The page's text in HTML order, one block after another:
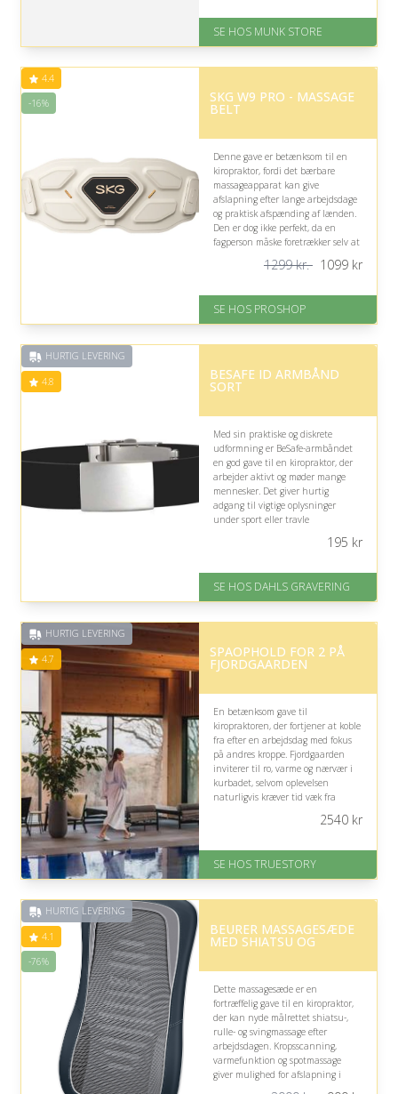
På lager
Levering: 1-2 dages levering
på 4.7 ud af 5
SE HOS MUNK STORE
4.4
-16%
SKG W9 PRO - MASSAGE
BELT
Denne gave er betænksom til en
kiropraktor, fordi det bærbare
massageapparat kan give
afslapning efter lange arbejdsdage
og praktisk afspænding af lænden.
Den er dog ikke perfekt, da en
fagperson måske foretrækker selv at
behandlingsteknikker der er mest
På lager
Levering: 2-12 hverdage
Fremragende Trustpilot rating
Nedsat: 16% (Normalpris: 1299
kr.)
1299 kr. 1099kr
SE HOS PROSHOP
HURTIG LEVERING
4.8 BESAFE ID ARMBÅND
SORT
Med sin praktiske og diskrete
udformning er BeSafe-armbåndet
en god gave til en kiropraktor, der
arbejder aktivt og møder mange
mennesker. Det giver hurtig
adgang til vigtige oplysninger
under sport eller travle
hvis modtageren ønsker ekstra
På lager
Levering: 2-3 dage
Fremragende Trustpilot rating
195 kr
SE HOS DAHLS GRAVERING
HURTIG LEVERING
4.7 SPAOPHOLD FOR 2 PÅ
FJORDGAARDEN
En betænksom gave til
kiropraktoren, der fortjener at koble
fra efter en arbejdsdag med fokus
på andres kroppe. Fjordgaarden
inviterer til ro, varme og nærvær i
kurbadet, selvom oplevelsen
naturligvis kræver tid væk fra
På lager
Levering: 1-2 dages levering.
samme
på 4.7 ud af 5
2540kr
SE HOS TRUESTORY
HURTIG LEVERING
4.1
-76%
BEURER MASSAGESÆDE
MED SHIATSU OG
Dette massagesæde er en
fortræffelig gave til en kiropraktor,
der kan nyde målrettet shiatsu-,
rulle- og svingmassage efter
arbejdsdagen. Kropsscanning,
varmefunktion og spotmassage
giver mulighed for afslapning i